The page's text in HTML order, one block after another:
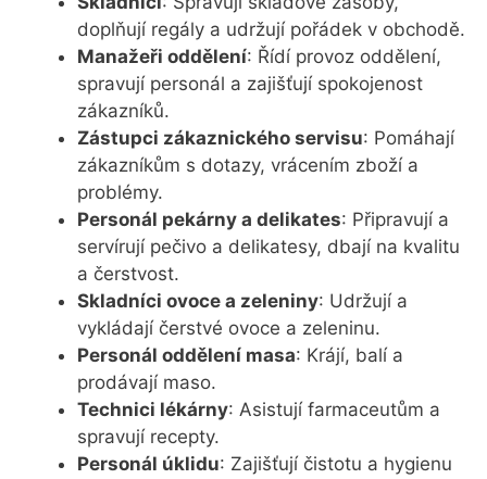
doplňují regály a udržují pořádek v obchodě.
Manažeři oddělení: Řídí provoz oddělení,
spravují personál a zajišťují spokojenost
zákazníků.
Zástupci zákaznického servisu: Pomáhají
zákazníkům s dotazy, vrácením zboží a
problémy.
Personál pekárny a delikates: Připravují a
servírují pečivo a delikatesy, dbají na kvalitu
a čerstvost.
Skladníci ovoce a zeleniny: Udržují a
vykládají čerstvé ovoce a zeleninu.
Personál oddělení masa: Krájí, balí a
prodávají maso.
Technici lékárny: Asistují farmaceutům a
spravují recepty.
Personál úklidu: Zajišťují čistotu a hygienu